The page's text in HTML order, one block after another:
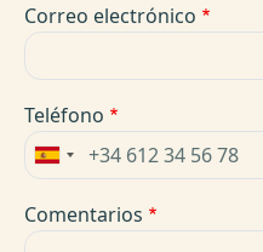
Correo electrónico
Teléfono
Comentarios